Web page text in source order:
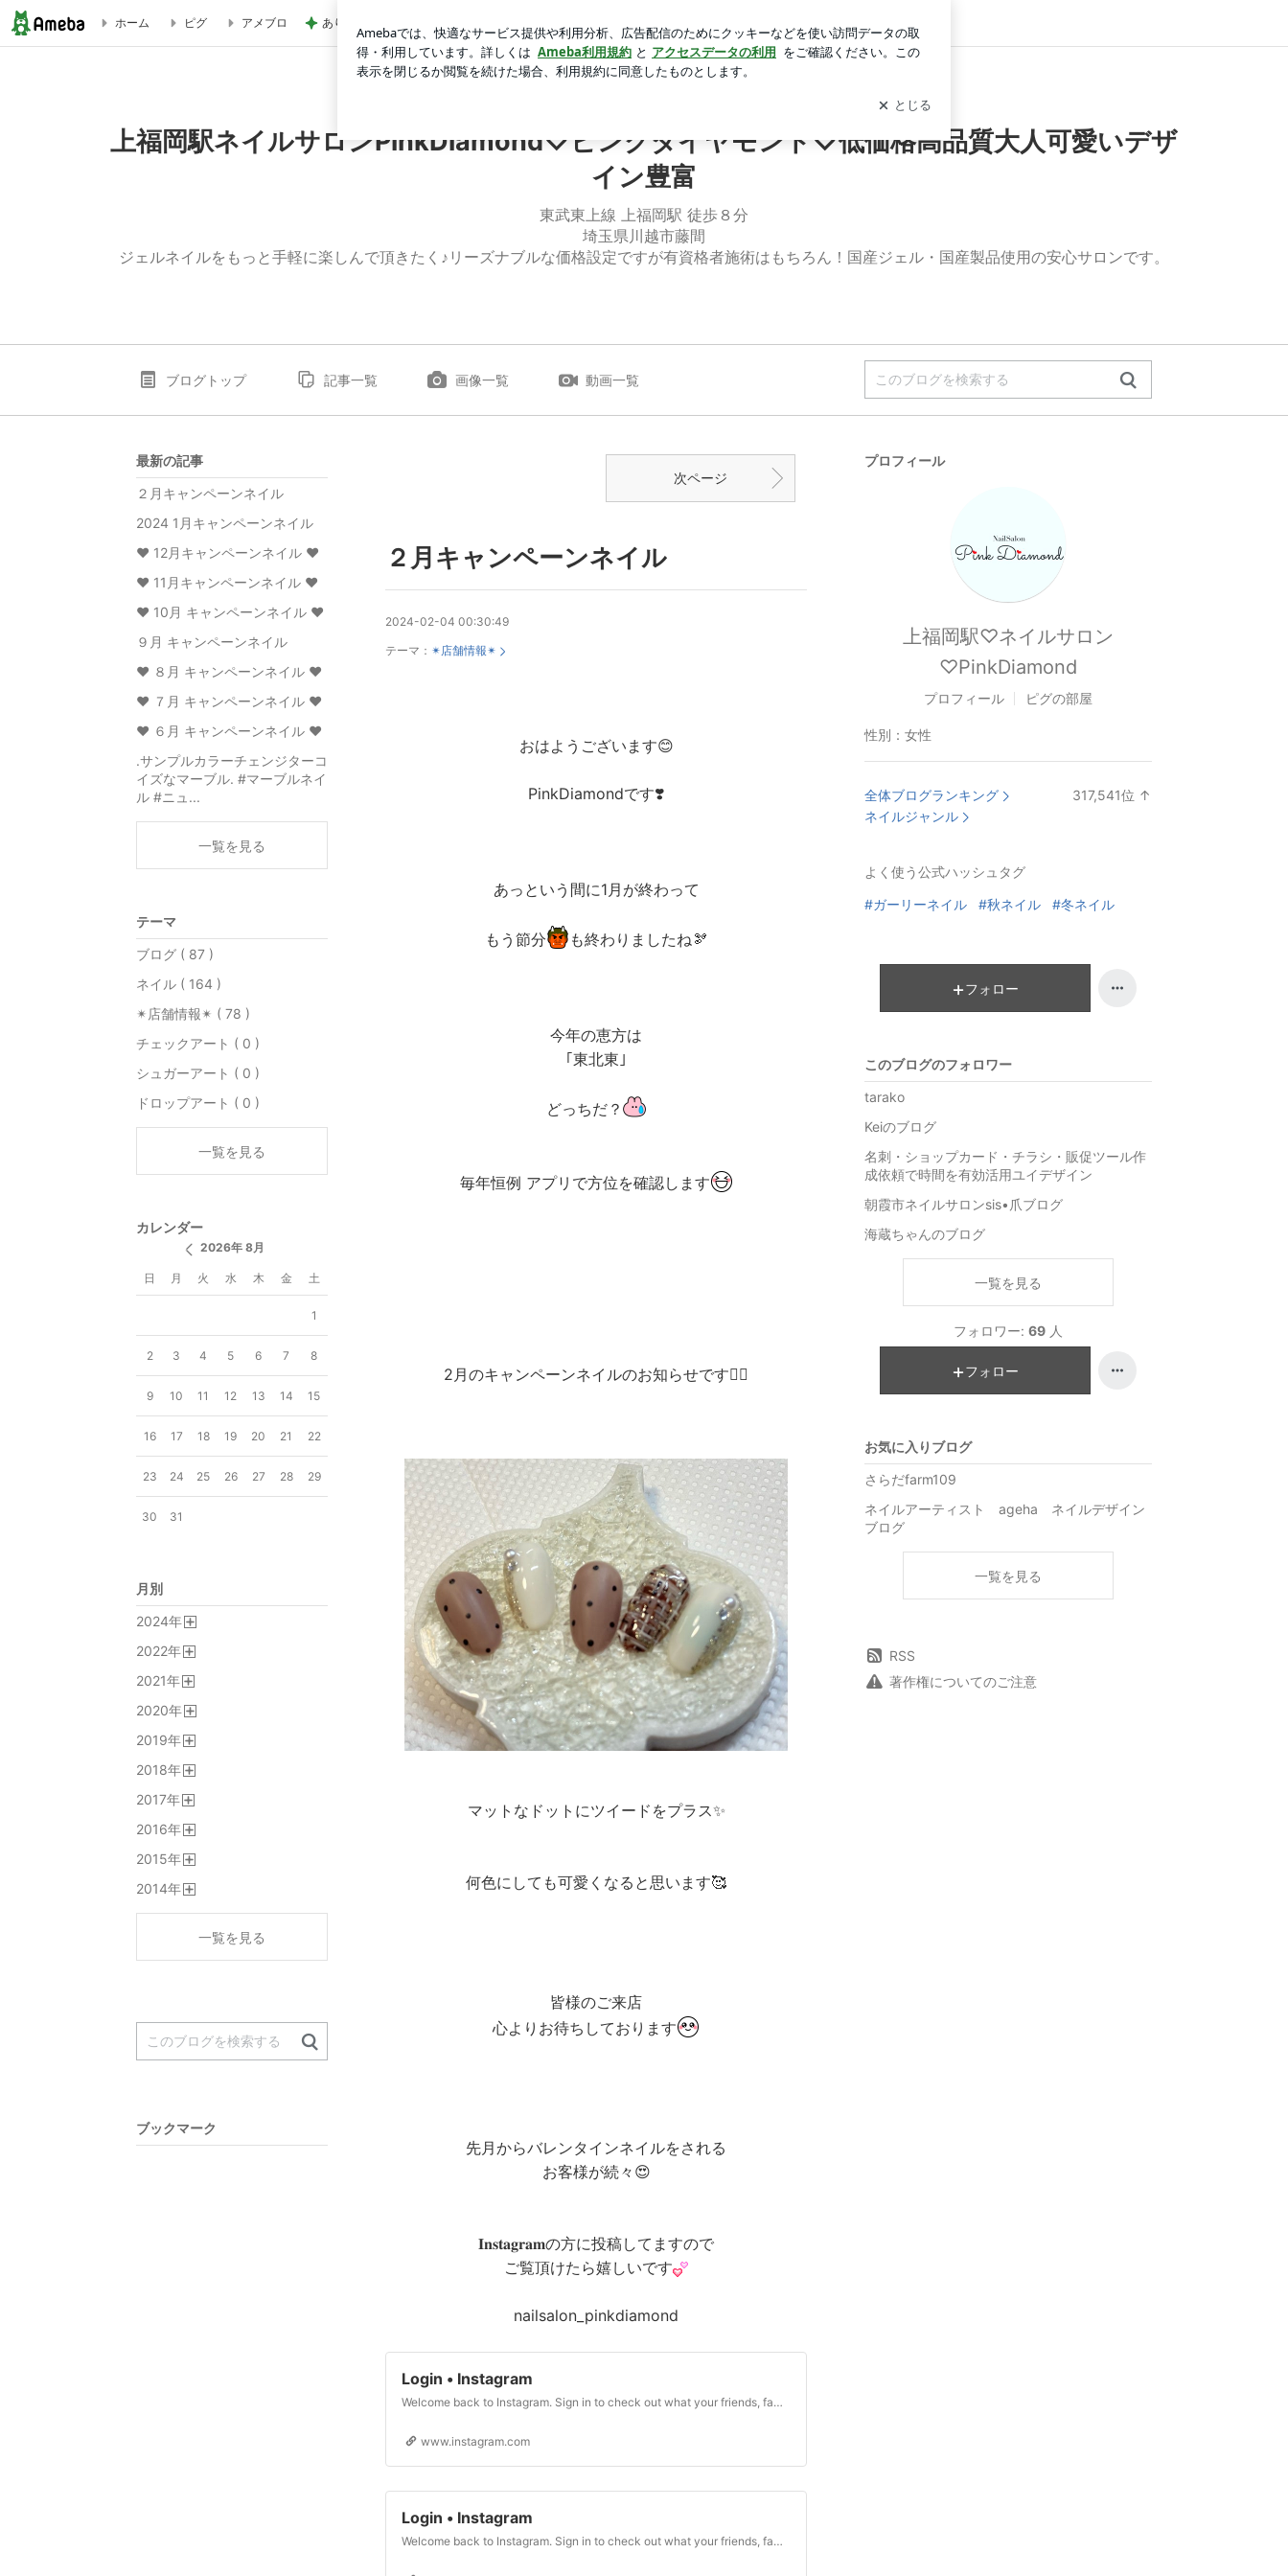
上福岡駅ネイルサロンPinkDiamond♡ピンクダイヤモンド♡低価格高品質大人可愛いデザイン豊富
ホーム ピグ アメブロ ありがとうを言わず口をつぐむ義母 ログイン
上福岡駅ネイルサロンPinkDiamond♡ピンクダイヤモンド♡低価格高品質大人可愛いデザ
イン豊富
東武東上線 上福岡駅 徒歩８分
埼玉県川越市藤間
ジェルネイルをもっと手軽に楽しんで頂きたく♪リーズナブルな価格設定ですが有資格者施術はもちろん！国産ジェル・国産製品使用の安心サロンです。
ブログトップ 記事一覧 画像一覧 動画一覧
次ページ
２月キャンペーンネイル
2024-02-04 00:30:49
テーマ： ✴︎店舗情報✴︎
おはようございます😊
PinkDiamondです❣️
あっという間に1月が終わって
もう節分 も終わりましたね🫘
今年の恵方は
｢東北東｣
どっちだ？
毎年恒例 アプリで方位を確認します
2月のキャンペーンネイルのお知らせです💁‍♂️
マットなドットにツイードをプラス✨️
何色にしても可愛くなると思います🥰
皆様のご来店
心よりお待ちしております
先月からバレンタインネイルをされる
お客様が続々😍
𝐈𝐧𝐬𝐭𝐚𝐠𝐫𝐚𝐦の方に投稿してますので
ご覧頂けたら嬉しいです
nailsalon_pinkdiamond
Login • Instagram
Welcome back to Instagram. Sign in to check out what your friends, family & interests have been capturing & sharing around the world.
www.instagram.com
Login • Instagram
Welcome back to Instagram. Sign in to check out what your friends, family & interests have been capturing & sharing around the world.
プロフィール
上福岡駅♡ネイルサロン
♡PinkDiamond
プロフィール ピグの部屋
性別： 女性
全体ブログランキング 317,541位 ↑
ネイルジャンル
よく使う公式ハッシュタグ
#ガーリーネイル #秋ネイル #冬ネイル
フォロー
このブログのフォロワー
tarako
Keiのブログ
名刺・ショップカード・チラシ・販促ツール作
成依頼で時間を有効活用ユイデザイン
朝霞市ネイルサロンsis•爪ブログ
海蔵ちゃんのブログ
一覧を見る
フォロワー: 69 人
フォロー
お気に入りブログ
さらだfarm109
ネイルアーティスト ageha ネイルデザイン
ブログ
一覧を見る
RSS
著作権についてのご注意
最新の記事
２月キャンペーンネイル
2024 1月キャンペーンネイル
♥️ 12月キャンペーンネイル ♥️
♥️ 11月キャンペーンネイル ♥️
♥️ 10月 キャンペーンネイル ♥️
９月 キャンペーンネイル
♥️ ８月 キャンペーンネイル ♥️
♥️ ７月 キャンペーンネイル ♥️
♥️ ６月 キャンペーンネイル ♥️
.サンプルカラーチェンジターコ
イズなマーブル. #マーブルネイ
ル #ニュ...
一覧を見る
テーマ
ブログ ( 87 )
ネイル ( 164 )
✴︎店舗情報✴︎ ( 78 )
チェックアート ( 0 )
シュガーアート ( 0 )
ドロップアート ( 0 )
一覧を見る
カレンダー
2026年 8月
日 月 火 水 木 金 土
1
2 3 4 5 6 7 8
9 10 11 12 13 14 15
16 17 18 19 20 21 22
23 24 25 26 27 28 29
30 31
月別
2024年
2022年
2021年
2020年
2019年
2018年
2017年
2016年
2015年
2014年
一覧を見る
ブックマーク